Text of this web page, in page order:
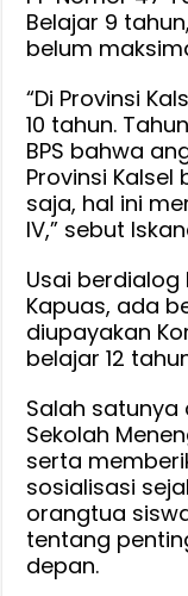
Belajar 9
belum
“Di Provinsi
10 tahun.
BPS bahwa
Provinsi
saja, hal ini
IV,” sebut
Usai berdialog
Kapuas, ada
diupayakan
belajar 12
Salah
Sekolah
serta
sosialisasi
orangtua
tentang
depan.